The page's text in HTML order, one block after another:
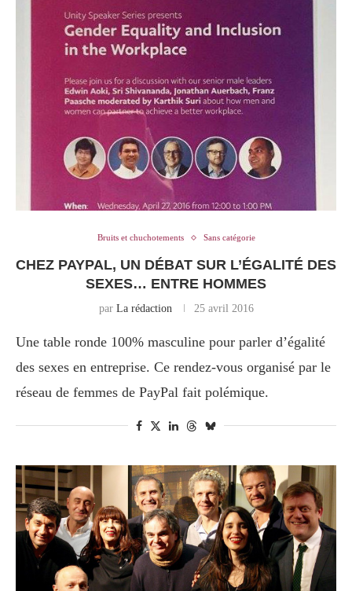
Bruits et chuchotements Sans catégorie
CHEZ PAYPAL, UN DÉBAT SUR L’ÉGALITÉ DES
SEXES… ENTRE HOMMES
par La rédaction 25 avril 2016
Une table ronde 100% masculine pour parler d’égalité
des sexes en entreprise. Ce rendez-vous organisé par le
réseau de femmes de PayPal fait polémique.